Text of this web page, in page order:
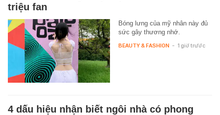
triệu fan
Bóng lưng của mỹ nhân này đủ
sức gây thương nhớ.
BEAUTY & FASHION - 1 giờ trước
4 dấu hiệu nhận biết ngôi nhà có phong